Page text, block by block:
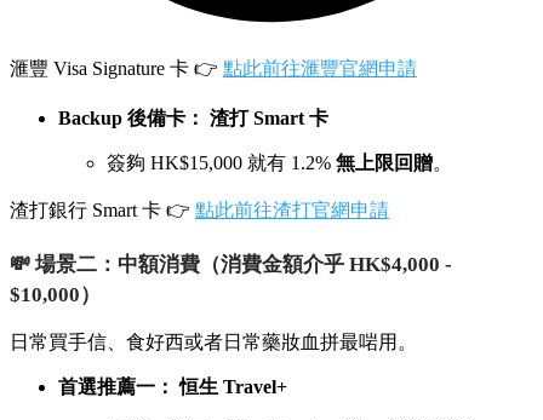
滙豐 Visa Signature 卡 👉 點此前往滙豐官網申請
Backup 後備卡： 渣打 Smart 卡
簽夠 HK$15,000 就有 1.2% 無上限回贈。
渣打銀行 Smart 卡 👉 點此前往渣打官網申請
💸 場景二：中額消費（消費金額介乎 HK$4,000 -
$10,000）
日常買手信、食好西或者日常藥妝血拼最啱用。
首選推薦一： 恒生 Travel+